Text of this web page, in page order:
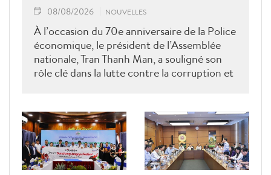
08/08/2026 NOUVELLES
À l’occasion du 70e anniversaire de la Police
économique, le président de l’Assemblée
nationale, Tran Thanh Man, a souligné son
rôle clé dans la lutte contre la corruption et